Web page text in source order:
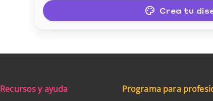
Crea tu
Recursos y ayuda Programa para